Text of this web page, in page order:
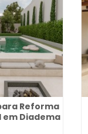
Reforma
em Diadema